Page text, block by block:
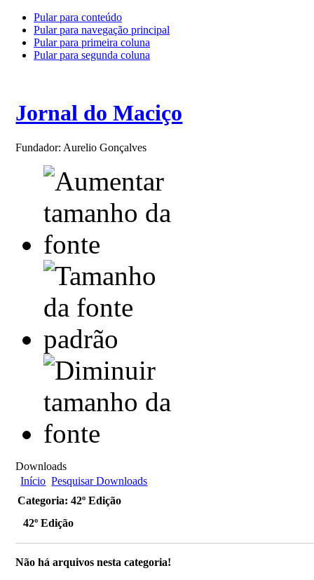
Pular para conteúdo
Pular para navegação principal
Pular para primeira coluna
Pular para segunda coluna
Jornal do Maciço
Fundador: Aurelio Gonçalves
Downloads
Início Pesquisar Downloads
Categoria: 42º Edição
42º Edição
Não há arquivos nesta categoria!